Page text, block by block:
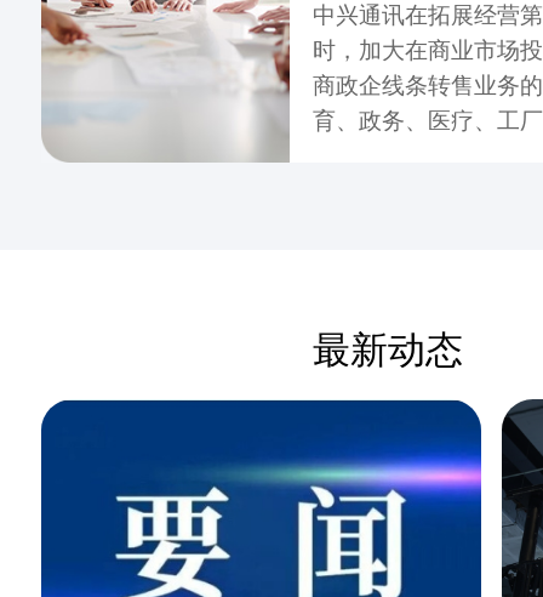
中兴通讯在拓展经营
时，加大在商业市场
商政企线条转售业务
育、政务、医疗、工
最新动态